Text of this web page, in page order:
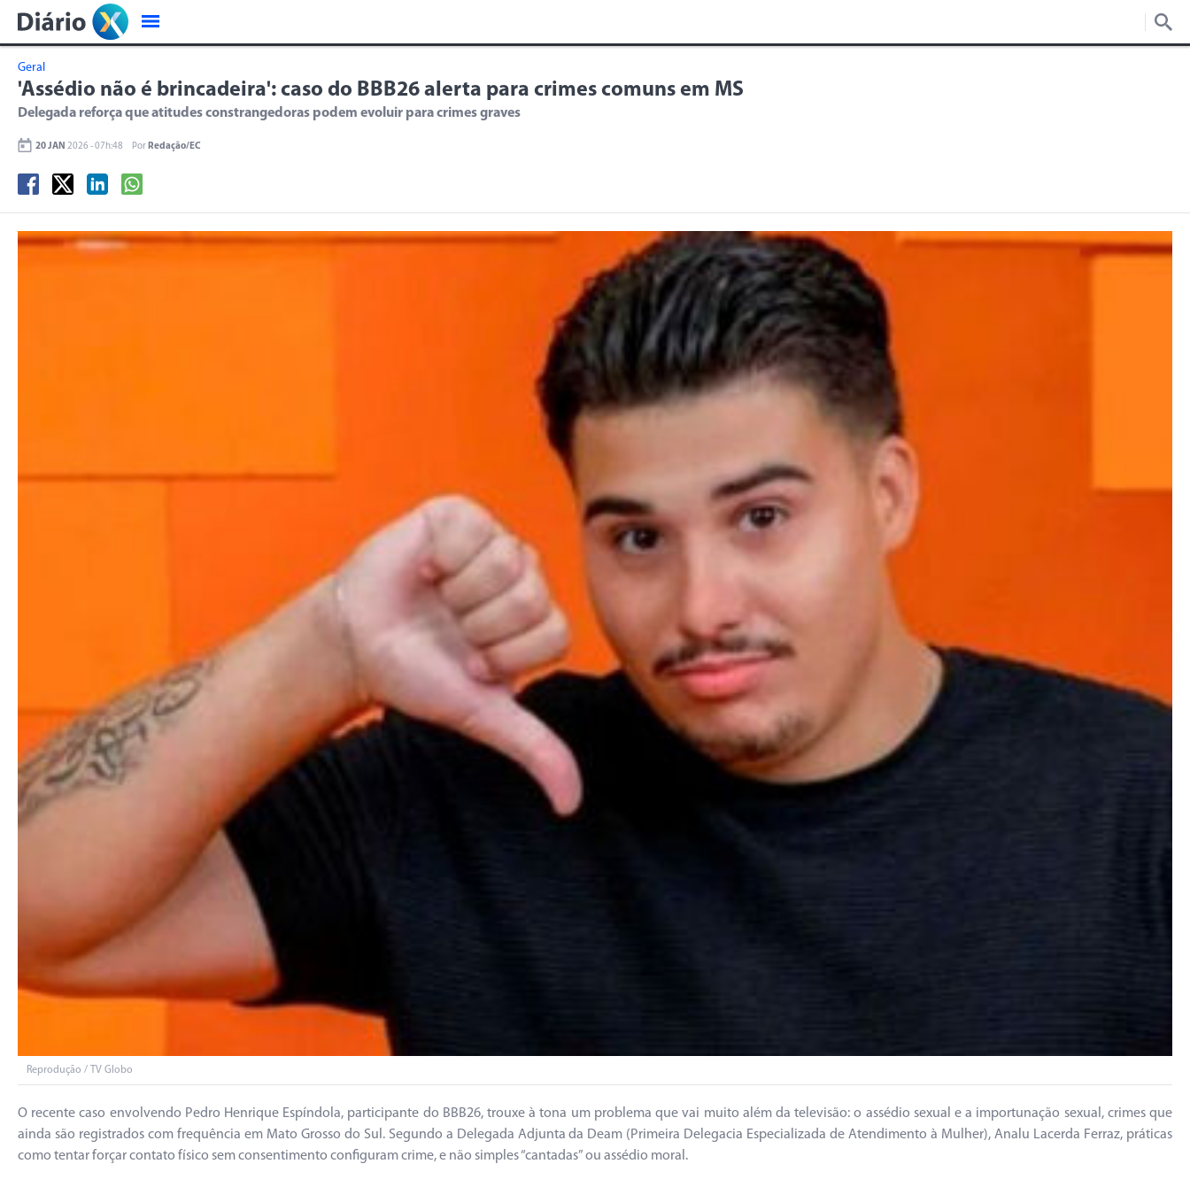
Geral
'Assédio não é brincadeira': caso do BBB26 alerta para crimes comuns em MS
Delegada reforça que atitudes constrangedoras podem evoluir para crimes graves
20 JAN 2026 - 07h:48 Por Redação/EC
Reprodução / TV Globo
O recente caso envolvendo Pedro Henrique Espíndola, participante do BBB26, trouxe à tona um problema que vai muito além da televisão: o assédio sexual e a importunação sexual, crimes que
ainda são registrados com frequência em Mato Grosso do Sul. Segundo a Delegada Adjunta da Deam (Primeira Delegacia Especializada de Atendimento à Mulher), Analu Lacerda Ferraz, práticas
como tentar forçar contato físico sem consentimento configuram crime, e não simples “cantadas” ou assédio moral.